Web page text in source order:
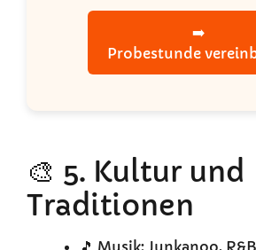
➡️
Probestunde
🎨 5. Kultur und
Traditionen